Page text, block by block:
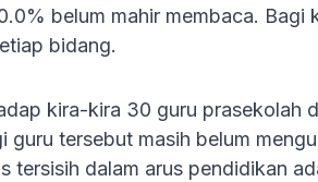
belum mahir membaca.
bidang.
kira-kira 30 guru prasekolah
guru tersebut masih belum
tersisih dalam arus pendidikan